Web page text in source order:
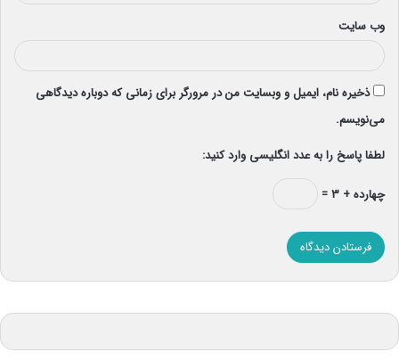
وب‌ سایت
ذخیره نام، ایمیل و وبسایت من در مرورگر برای زمانی که دوباره دیدگاهی
می‌نویسم.
لطفا پاسخ را به عدد انگلیسی وارد کنید:
چهارده + ۳ =